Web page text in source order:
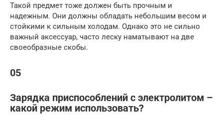
Такой предмет тоже должен быть прочным и
надежным. Они должны обладать небольшим весом и
стойкими к сильным холодам. Однако это не сильно
важный аксессуар, часто леску наматывают на две
своеобразные скобы.
05
Зарядка приспособлений с электролитом –
какой режим использовать?